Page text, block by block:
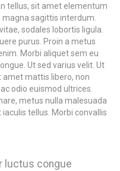
tellus, sit amet elementum
magna sagittis interdum.
sodales lobortis ligula.
purus. Proin a metus
Morbi aliquet sem eu
Ut sed varius velit. Ut
amet mattis libero, non
odio euismod ultrices.
metus nulla malesuada
tellus. Morbi convallis
luctus congue